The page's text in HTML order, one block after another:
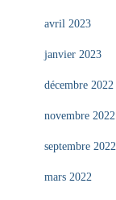
avril 2023
janvier 2023
décembre 2022
novembre 2022
septembre 2022
mars 2022